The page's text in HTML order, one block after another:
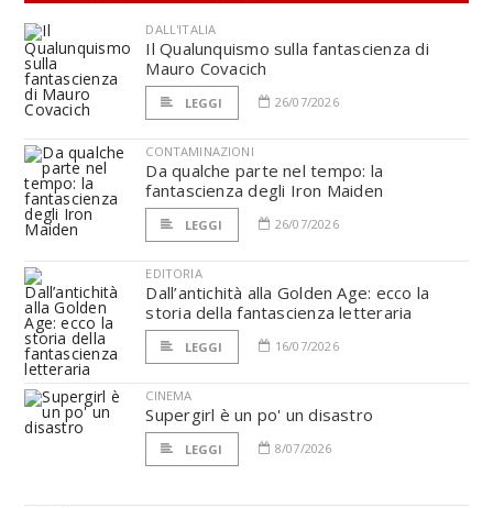
DALL'ITALIA
Il Qualunquismo sulla fantascienza di
Mauro Covacich
LEGGI 26/07/2026
CONTAMINAZIONI
Da qualche parte nel tempo: la
fantascienza degli Iron Maiden
LEGGI 26/07/2026
EDITORIA
Dall’antichità alla Golden Age: ecco la
storia della fantascienza letteraria
LEGGI 16/07/2026
CINEMA
Supergirl è un po' un disastro
LEGGI 8/07/2026